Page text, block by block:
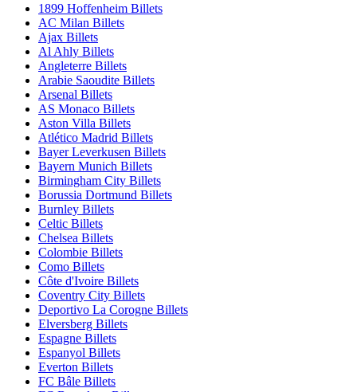
1899 Hoffenheim Billets
AC Milan Billets
Ajax Billets
Al Ahly Billets
Angleterre Billets
Arabie Saoudite Billets
Arsenal Billets
AS Monaco Billets
Aston Villa Billets
Atlético Madrid Billets
Bayer Leverkusen Billets
Bayern Munich Billets
Birmingham City Billets
Borussia Dortmund Billets
Burnley Billets
Celtic Billets
Chelsea Billets
Colombie Billets
Como Billets
Côte d'Ivoire Billets
Coventry City Billets
Deportivo La Corogne Billets
Elversberg Billets
Espagne Billets
Espanyol Billets
Everton Billets
FC Bâle Billets